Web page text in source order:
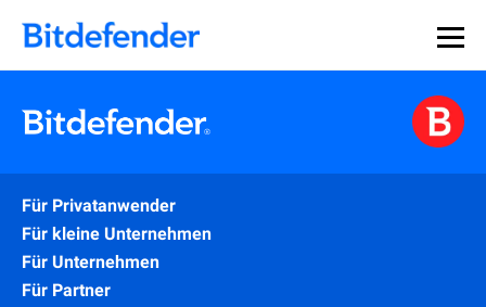
Für Privatanwender
Für kleine Unternehmen
Für Unternehmen
Für Partner